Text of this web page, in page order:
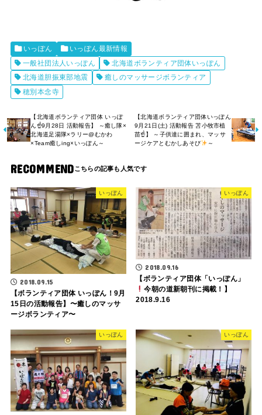
いっぽん
いっぽん最新情報
一般社団法人いっぽん
北海道ボランティア団体いっぽん
北海道胆振東部地震
癒しのマッサージボランティア
穂別本念寺
【北海道ボランティア団体 いっぽ
ん☝️9月28日 活動報告】 ～癒し隊×
北海道足湯隊×ラリー@むかわ
×Team癒しing×いっぽん～
【北海道ボランティア団体いっぽん
9月21日(土) 活動報告 苫小牧市植
苗☝】 ～子供達に囲まれ、マッサ
ージケアとむかしあそび
～
RECOMMEND
いっぽん
2018.09.15
【ボランティア団体 いっぽん！9月
15日の活動報告】〜癒しのマッサ
ージボランティア〜
いっぽん
2018.09.16
【ボランティア団体「いっぽん」
今朝の道新朝刊に掲載！】
2018.9.16
いっぽん いっぽん